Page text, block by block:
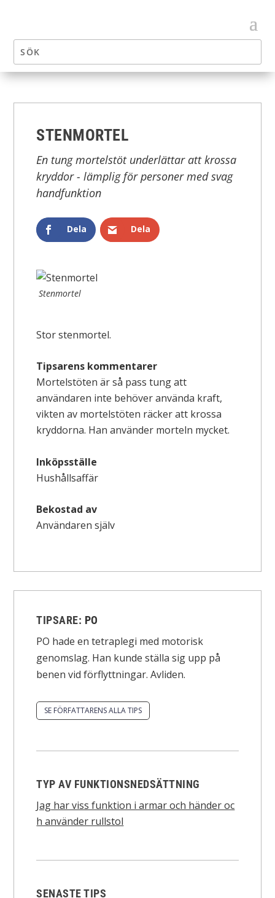
STENMORTEL
En tung mortelstöt underlättar att krossa
kryddor - lämplig för personer med svag
handfunktion
Dela Dela
Stenmortel
Stor stenmortel.
Tipsarens kommentarer
Mortelstöten är så pass tung att
användaren inte behöver använda kraft,
vikten av mortelstöten räcker att krossa
kryddorna. Han använder morteln mycket.
Inköpsställe
Hushållsaffär
Bekostad av
Användaren själv
TIPSARE: PO
PO hade en tetraplegi med motorisk
genomslag. Han kunde ställa sig upp på
benen vid förflyttningar. Avliden.
SE FÖRFATTARENS ALLA TIPS
TYP AV FUNKTIONSNEDSÄTTNING
Jag har viss funktion i armar och händer oc
h använder rullstol
SENASTE TIPS